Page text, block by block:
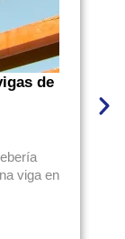
de
viga en